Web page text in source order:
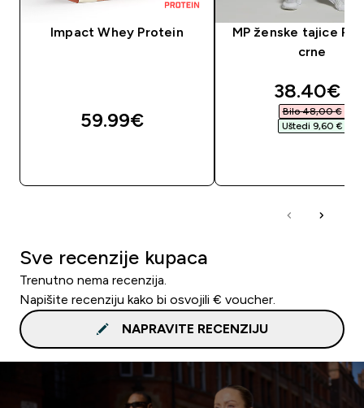
Impact Whey Protein
59.99€‎
MP ženske tajice
crne
38.40€‎
Bilo 48,00 €‎
Uštedi 9,60 €‎
Sve recenzije kupaca
Trenutno nema recenzija.
Napišite recenziju kako bi osvojili € voucher.
NAPRAVITE RECENZIJU